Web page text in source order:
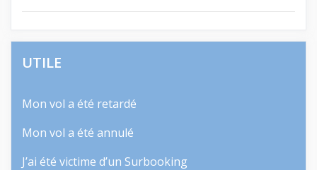
UTILE
Mon vol a été retardé
Mon vol a été annulé
J’ai été victime d’un Surbooking